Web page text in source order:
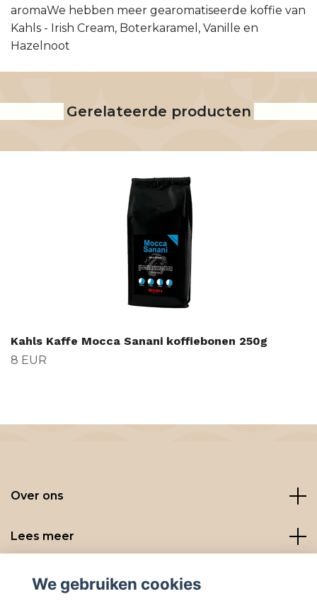
aromaWe hebben meer gearomatiseerde koffie van
Kahls - Irish Cream, Boterkaramel, Vanille en
Hazelnoot
Gerelateerde producten
Kahls Kaffe Mocca Sanani koffiebonen 250g
8 EUR
Over ons
Lees meer
Social media
We gebruiken cookies